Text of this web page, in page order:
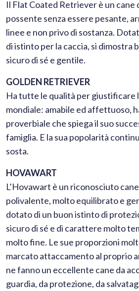
Il Flat Coated Retriever è un cane
possente senza essere pesante,
linee e non privo di sostanza.
di istinto per la caccia, si dimostra
sicuro di sé e gentile.
GOLDEN RETRIEVER
Ha tutte le qualità per giustificare
mondiale: amabile ed affettuoso,
proverbiale che spiega il suo
famiglia. E la sua popolarità
sosta.
HOVAWART
L’Hovawart è un riconosciuto
polivalente, molto equilibrato e
dotato di un buon istinto di
sicuro di sé e di carattere molto
molto fine. Le sue proporzioni
marcato attaccamento al proprio
ne fanno un eccellente cane da
guardia, da protezione, da